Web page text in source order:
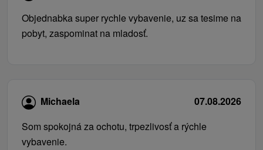
Objednabka super rychle vybavenie, uz sa tesime na
pobyt, zaspominat na mladosť.
Michaela
07.08.2026
Som spokojná za ochotu, trpezlivosť a rýchle
vybavenie.